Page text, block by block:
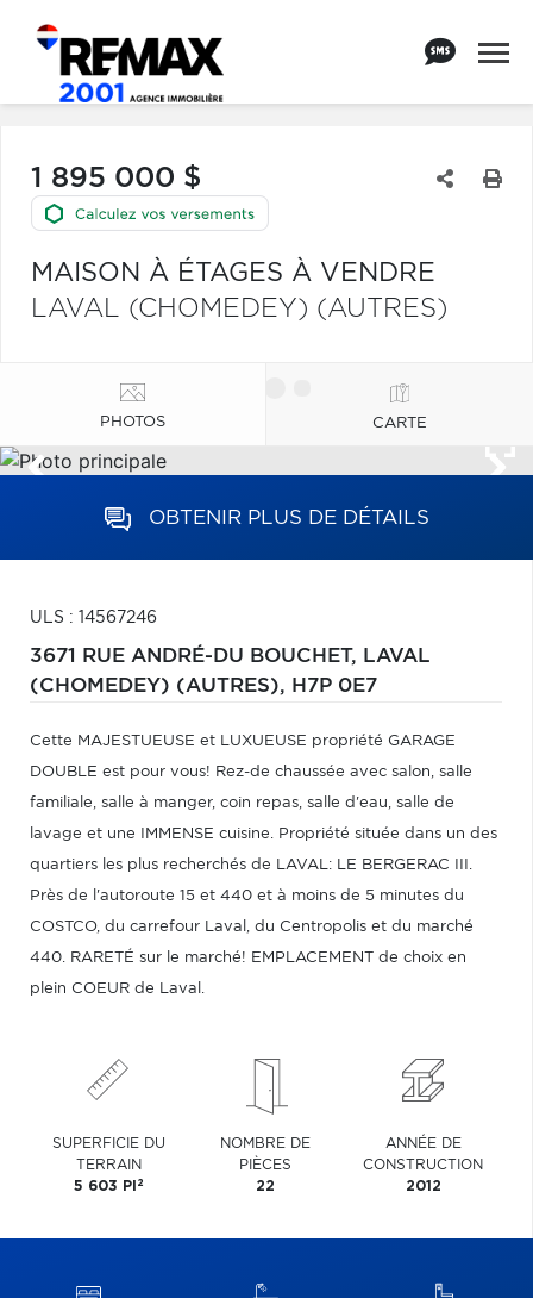
1 895 000 $
MAISON À ÉTAGES À VENDRE
LAVAL (CHOMEDEY) (AUTRES)
PHOTOS CARTE
OBTENIR PLUS DE DÉTAILS
ULS : 14567246
3671 RUE ANDRÉ-DU BOUCHET, LAVAL
(CHOMEDEY) (AUTRES), H7P 0E7
Cette MAJESTUEUSE et LUXUEUSE propriété GARAGE
DOUBLE est pour vous! Rez-de chaussée avec salon, salle
familiale, salle à manger, coin repas, salle d'eau, salle de
lavage et une IMMENSE cuisine. Propriété située dans un des
quartiers les plus recherchés de LAVAL: LE BERGERAC III.
Près de l'autoroute 15 et 440 et à moins de 5 minutes du
COSTCO, du carrefour Laval, du Centropolis et du marché
440. RARETÉ sur le marché! EMPLACEMENT de choix en
plein COEUR de Laval.
SUPERFICIE DU
TERRAIN
5 603 PI 2
NOMBRE DE
PIÈCES
22
ANNÉE DE
CONSTRUCTION
2012